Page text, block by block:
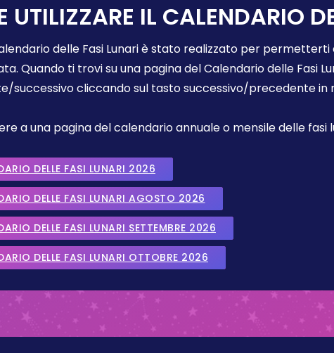
UTILIZZARE IL CALENDARIO
delle Fasi Lunari è stato realizzato per
Quando ti trovi su una pagina del Calendario delle Fasi
successivo cliccando sul tasto successivo/precedente
a una pagina del calendario annuale o mensile delle fasi
DELLE FASI LUNARI 2026
DELLE FASI LUNARI AGOSTO 2026
DELLE FASI LUNARI SETTEMBRE 2026
DELLE FASI LUNARI OTTOBRE 2026